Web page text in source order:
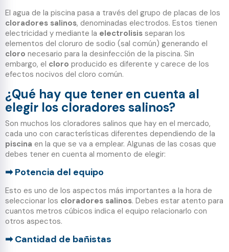
El agua de la piscina pasa a través del grupo de placas de los
cloradores salinos, denominadas electrodos. Estos tienen
electricidad y mediante la electrolisis separan los
elementos del cloruro de sodio (sal común) generando el
cloro necesario para la desinfección de la piscina. Sin
embargo, el cloro producido es diferente y carece de los
efectos nocivos del cloro común.
¿Qué hay que tener en cuenta al
elegir los cloradores salinos?
Son muchos los cloradores salinos que hay en el mercado,
cada uno con características diferentes dependiendo de la
piscina en la que se va a emplear. Algunas de las cosas que
debes tener en cuenta al momento de elegir:
➡ Potencia del equipo
Esto es uno de los aspectos más importantes a la hora de
seleccionar los cloradores salinos. Debes estar atento para
cuantos metros cúbicos indica el equipo relacionarlo con
otros aspectos.
➡ Cantidad de bañistas